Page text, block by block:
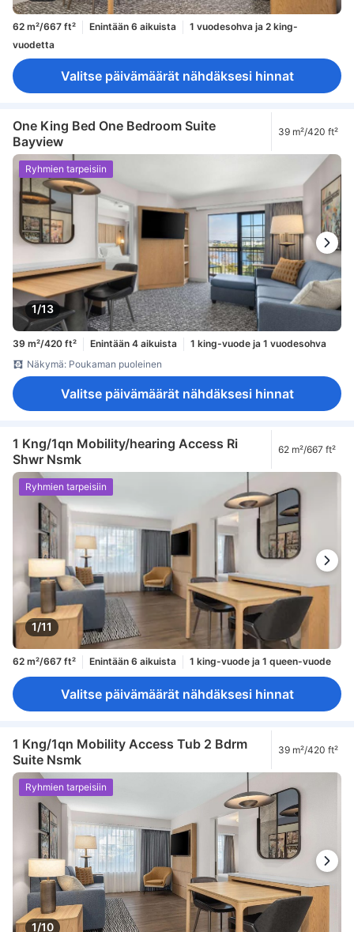
62 m²/667 ft² Enintään 6 aikuista
1 vuodesohva ja 2 king-
vuodetta
Valitse päivämäärät nähdäksesi hinnat
One King Bed One Bedroom Suite
Bayview
39 m²/420 ft²
1/13
Ryhmien tarpeisiin
39 m²/420 ft² Enintään 4 aikuista
1 king-vuode ja 1 vuodesohva
Näkymä: Poukaman puoleinen
Valitse päivämäärät nähdäksesi hinnat
1 Kng/1qn Mobility/hearing Access Ri
Shwr Nsmk
62 m²/667 ft²
1/11
Ryhmien tarpeisiin
62 m²/667 ft² Enintään 6 aikuista 1 king-vuode ja 1 queen-vuode
Valitse päivämäärät nähdäksesi hinnat
1 Kng/1qn Mobility Access Tub 2 Bdrm
Suite Nsmk
39 m²/420 ft²
1/10
Ryhmien tarpeisiin